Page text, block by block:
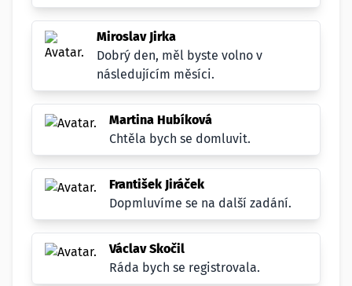
Miroslav Jirka
Dobrý den, měl byste volno v
následujícím měsíci.
Martina Hubíková
Chtěla bych se domluvit.
František Jiráček
Dopmluvíme se na další zadání.
Václav Skočil
Ráda bych se registrovala.